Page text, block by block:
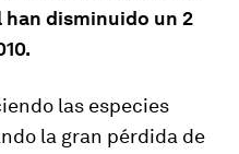
han disminuido un 2
las especies
la gran pérdida de